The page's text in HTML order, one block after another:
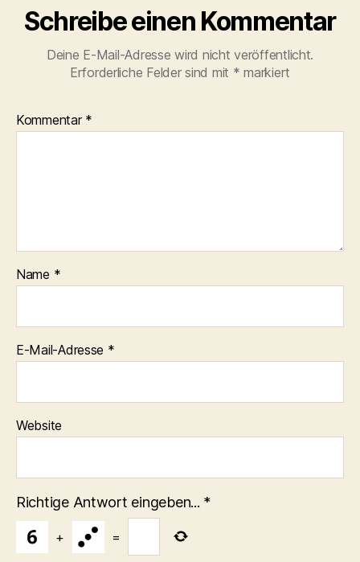
Schreibe einen Kommentar
Deine E-Mail-Adresse wird nicht veröffentlicht.
Erforderliche Felder sind mit * markiert
Kommentar *
Name *
E-Mail-Adresse *
Website
Richtige Antwort eingeben... *
+ =